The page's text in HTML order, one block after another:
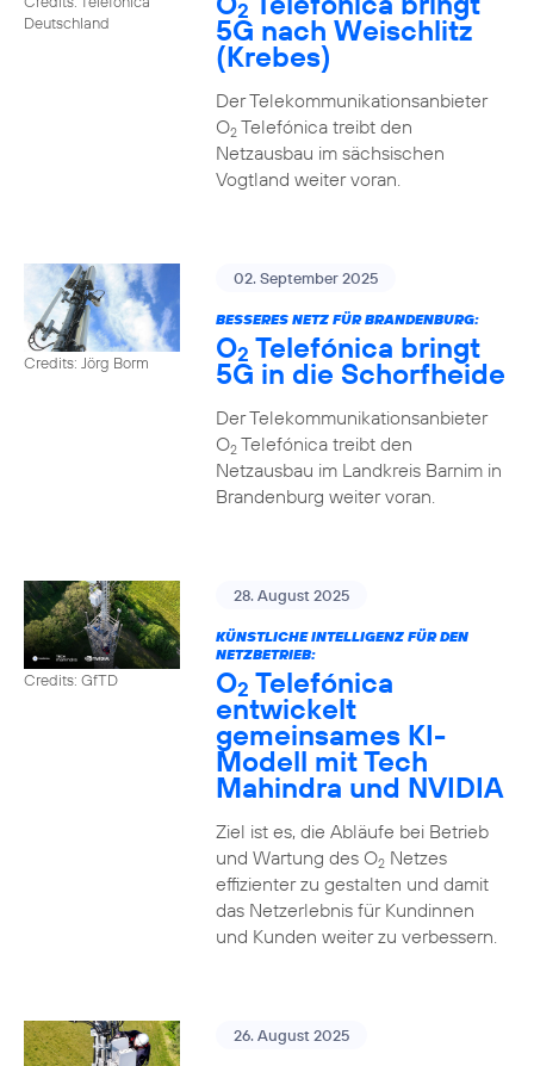
Deutschland
2
5G nach Weischlitz
(Krebes)
Der Telekommunikationsanbieter
O2Telefónica treibt den
Netzausbau im sächsischen
Vogtland weiter voran.
Credits: Jörg Borm
02. September 2025
BESSERES NETZ FÜR BRANDENBURG:
O2 Telefónica bringt
5G in die Schorfheide
Der Telekommunikationsanbieter
O2Telefónica treibt den
Netzausbau im Landkreis Barnim in
Brandenburg weiter voran.
Credits: GfTD
28. August 2025
KÜNSTLICHE INTELLIGENZ FÜR DEN
NETZBETRIEB:
O2 Telefónica
entwickelt
gemeinsames KI-
Modell mit Tech
Mahindra und NVIDIA
Ziel ist es, die Abläufe bei Betrieb
und Wartung des O2Netzes
effizienter zu gestalten und damit
das Netzerlebnis für Kundinnen
und Kunden weiter zu verbessern.
26. August 2025